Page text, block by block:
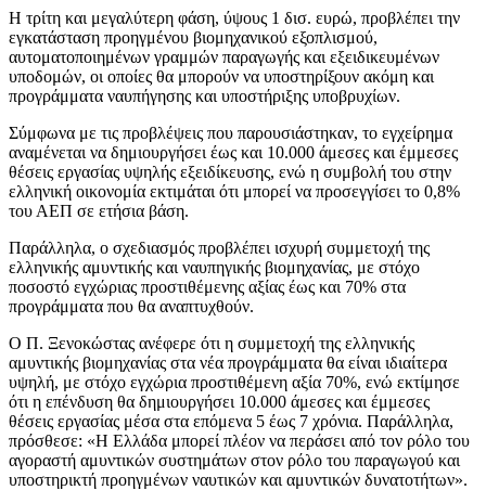
Η τρίτη και μεγαλύτερη φάση, ύψους 1 δισ. ευρώ, προβλέπει την
εγκατάσταση προηγμένου βιομηχανικού εξοπλισμού,
αυτοματοποιημένων γραμμών παραγωγής και εξειδικευμένων
υποδομών, οι οποίες θα μπορούν να υποστηρίξουν ακόμη και
προγράμματα ναυπήγησης και υποστήριξης υποβρυχίων.
Σύμφωνα με τις προβλέψεις που παρουσιάστηκαν, το εγχείρημα
αναμένεται να δημιουργήσει έως και 10.000 άμεσες και έμμεσες
θέσεις εργασίας υψηλής εξειδίκευσης, ενώ η συμβολή του στην
ελληνική οικονομία εκτιμάται ότι μπορεί να προσεγγίσει το 0,8%
του ΑΕΠ σε ετήσια βάση.
Παράλληλα, ο σχεδιασμός προβλέπει ισχυρή συμμετοχή της
ελληνικής αμυντικής και ναυπηγικής βιομηχανίας, με στόχο
ποσοστό εγχώριας προστιθέμενης αξίας έως και 70% στα
προγράμματα που θα αναπτυχθούν.
Ο Π. Ξενοκώστας ανέφερε ότι η συμμετοχή της ελληνικής
αμυντικής βιομηχανίας στα νέα προγράμματα θα είναι ιδιαίτερα
υψηλή, με στόχο εγχώρια προστιθέμενη αξία 70%, ενώ εκτίμησε
ότι η επένδυση θα δημιουργήσει 10.000 άμεσες και έμμεσες
θέσεις εργασίας μέσα στα επόμενα 5 έως 7 χρόνια. Παράλληλα,
πρόσθεσε: «Η Ελλάδα μπορεί πλέον να περάσει από τον ρόλο του
αγοραστή αμυντικών συστημάτων στον ρόλο του παραγωγού και
υποστηρικτή προηγμένων ναυτικών και αμυντικών δυνατοτήτων».